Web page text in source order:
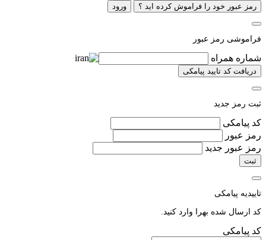
رمز عبور خود را فراموش کرده اید ؟ ورود
فراموشی رمز عبور
شماره همراه
دریافت کد تایید پیامکی
ثبت رمز جدید
کد پیامکی
رمز عبور
رمز عبور جدید
ثبت
تاییدیه پیامکی
کد ارسال شده بهرا وارد کنید.
کد پیامکی